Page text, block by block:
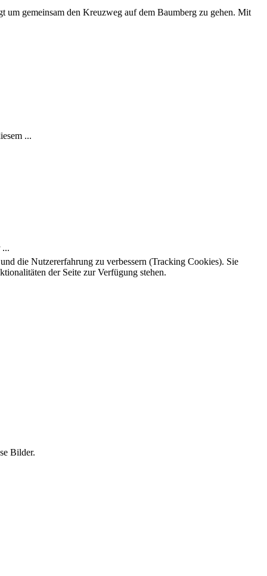
gemeinsam den Kreuzweg auf dem Baumberg zu gehen. Mit
...
...
Bilder.
die Nutzererfahrung zu verbessern (Tracking Cookies). Sie
der Seite zur Verfügung stehen.